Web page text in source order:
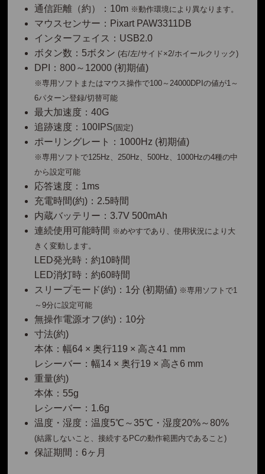
通信距離（約）：10m ※動作環境により異なります。
マウスセンサー：Pixart PAW3311DB
インターフェイス：USB2.0
ボタン数：5ボタン (右/左/サイド×2/ホイールクリック)
DPI：800～12000 (初期値)
※専用ソフトまたはマウス操作で100～24000DPIの値が1～
6パターン登録/切替可能
最大加速度：40G
追跡速度：100IPS(固定)
ポーリングレート：1000Hz (初期値)
※専用ソフトで125Hz、250Hz、500Hz、1000Hzの4種の中
から設定可能
応答速度：1ms
充電時間(約)：2.5時間
内蔵バッテリー：3.7V 500mAh
連続使用可能時間 ※めやすであり、使用状況により大
きく変動します。
LED発光時：約10時間
LED消灯時：約60時間
スリープモード(約)：1分 (初期値) ※専用ソフトで1
～9分に設定可能
無操作電源オフ(約)：10分
寸法(約)
本体：幅64 × 奥行119 × 高さ41 mm
レシーバー：幅14 × 奥行19 × 高さ6 mm
重量(約)
本体：55g
レシーバー：1.6g
温度・湿度：温度5℃～35℃・湿度20%～80%
(結露しないこと、接続するPCの動作範囲内であること)
保証期間：6ヶ月